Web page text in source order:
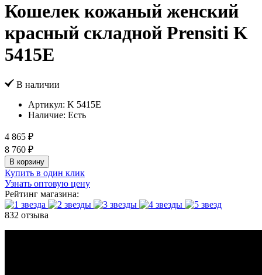
Кошелек кожаный женский
красный складной Prensiti K
5415Е
В наличии
Артикул: K 5415Е
Наличие: Есть
4 865 ₽
8 760 ₽
В корзину
Купить в один клик
Узнать оптовую цену
Рейтинг магазина:
832 отзыва